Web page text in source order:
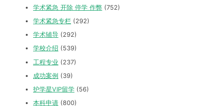
学术紧急 开除 停学 作弊 (752)
学术紧急专栏 (292)
学术辅导 (292)
学校介绍 (539)
工程专业 (237)
成功案例 (39)
护学星VIP留学 (56)
本科申请 (800)